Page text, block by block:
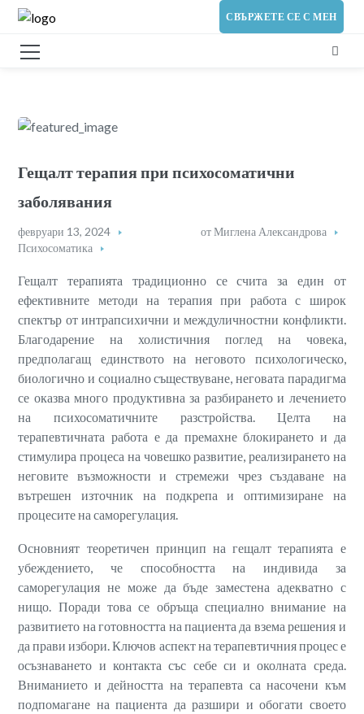
СВЪРЖЕТЕ СЕ С МЕН
Гещалт терапия при психосоматични
заболявания
февруари 13, 2024 отМиглена Александрова
Психосоматика
Гещалт терапията традиционно се счита за един от
ефективните методи на терапия при работа с широк
спектър от интрапсихични и междуличностни конфликти.
Благодарение на холистичния поглед на човека,
предполагащ единството на неговото психологическо,
биологично и социално съществуване, неговата парадигма
се оказва много продуктивна за разбирането и лечението
на психосоматичните разстройства. Целта на
терапевтичната работа е да премахне блокирането и да
стимулира процеса на човешко развитие, реализирането на
неговите възможности и стремежи чрез създаване на
вътрешен източник на подкрепа и оптимизиране на
процесите на саморегулация.
Основният теоретичен принцип на гещалт терапията е
убеждението, че способността на индивида за
саморегулация не може да бъде заместена адекватно с
нищо. Поради това се обръща специално внимание на
развитието на готовността на пациента да взема решения и
да прави избори. Ключов аспект на терапевтичния процес е
осъзнаването и контакта със себе си и околната среда.
Вниманието и дейността на терапевта са насочени към
подпомагане на пациента да разшири и обогати своето